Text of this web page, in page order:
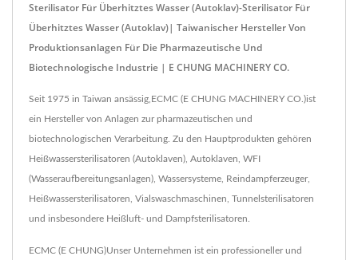
Sterilisator Für Überhitztes Wasser (Autoklav)-Sterilisator Für
Überhitztes Wasser (Autoklav)| Taiwanischer Hersteller Von
Produktionsanlagen Für Die Pharmazeutische Und
Biotechnologische Industrie | E CHUNG MACHINERY CO.
Seit 1975 in Taiwan ansässig,ECMC (E CHUNG MACHINERY CO.)ist
ein Hersteller von Anlagen zur pharmazeutischen und
biotechnologischen Verarbeitung. Zu den Hauptprodukten gehören
Heißwassersterilisatoren (Autoklaven), Autoklaven, WFI
(Wasseraufbereitungsanlagen), Wassersysteme, Reindampferzeuger,
Heißwassersterilisatoren, Vialswaschmaschinen, Tunnelsterilisatoren
und insbesondere Heißluft- und Dampfsterilisatoren.
ECMC (E CHUNG)Unser Unternehmen ist ein professioneller und